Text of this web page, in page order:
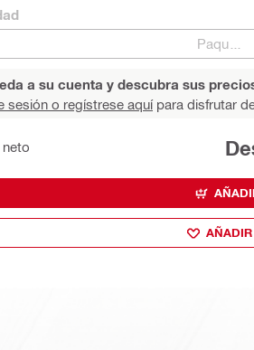
Paquetes
a su cuenta y descubra sus
sesión o regístrese aquípara disfrutar
AÑADIR